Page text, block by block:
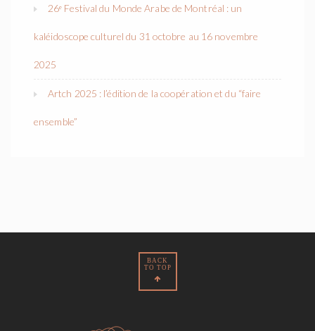
26ᵉ Festival du Monde Arabe de Montréal : un
kaléidoscope culturel du 31 octobre au 16 novembre
2025
Artch 2025 : l’édition de la coopération et du “faire
ensemble”
BACK
TO TOP